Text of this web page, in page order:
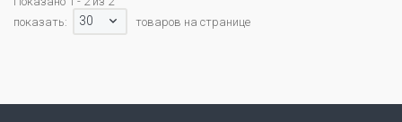
показать:
30 товаров на странице